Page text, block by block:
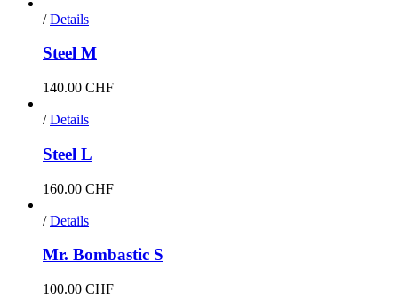
/ Details
Steel M
140.00 CHF
/ Details
Steel L
160.00 CHF
/ Details
Mr. Bombastic S
100.00 CHF